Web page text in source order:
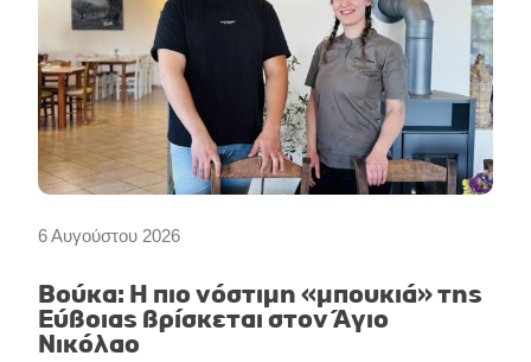
6 Αυγούστου 2026
Βούκα: Η πιο νόστιμη «μπουκιά» της
Εύβοιας βρίσκεται στον Άγιο
Νικόλαο